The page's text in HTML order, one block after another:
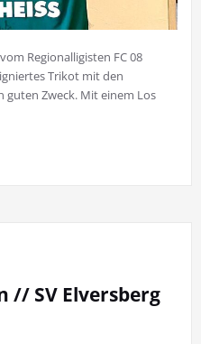
Regionalligisten FC 08
Trikot mit den
guten Zweck. Mit einem Los
// SV Elversberg